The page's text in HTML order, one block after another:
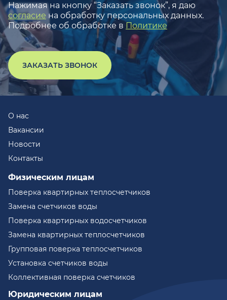
Нажимая на кнопку “Заказать звонок”, я даю
согласие на обработку персональных данных.
Подробнее об обработке в Политике
ЗАКАЗАТЬ ЗВОНОК
О нас
Вакансии
Новости
Контакты
Физическим лицам
Поверка квартирных теплосчетчиков
Замена счетчиков воды
Поверка квартирных водосчетчиков
Замена квартирных теплосчетчиков
Групповая поверка теплосчетчиков
Установка счетчиков воды
Коллективная поверка счетчиков
Юридическим лицам